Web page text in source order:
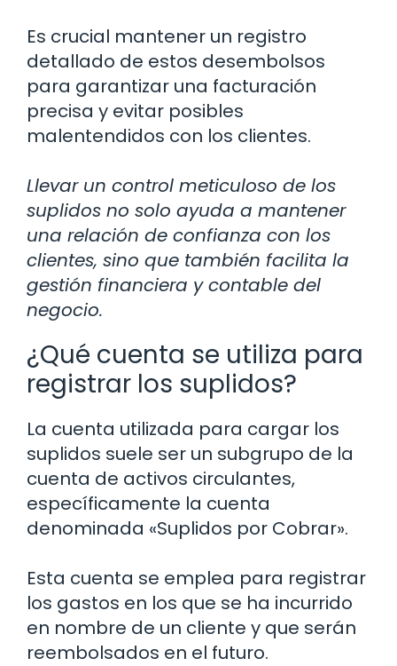
Es crucial mantener un registro
detallado de estos desembolsos
para garantizar una facturación
precisa y evitar posibles
malentendidos con los clientes.
Llevar un control meticuloso de los
suplidos no solo ayuda a mantener
una relación de confianza con los
clientes, sino que también facilita la
gestión financiera y contable del
negocio.
¿Qué cuenta se utiliza para
registrar los suplidos?
La cuenta utilizada para cargar los
suplidos suele ser un subgrupo de la
cuenta de activos circulantes,
específicamente la cuenta
denominada «Suplidos por Cobrar».
Esta cuenta se emplea para registrar
los gastos en los que se ha incurrido
en nombre de un cliente y que serán
reembolsados en el futuro.